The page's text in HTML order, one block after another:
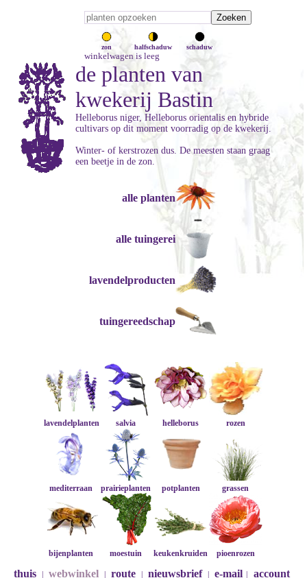
zon halfschaduw schaduw
winkelwagen is leeg
de planten van
kwekerij Bastin
Helleborus niger, Helleborus orientalis en hybride
cultivars op dit moment voorradig op de kwekerij.
Winter- of kerstrozen dus. De meesten staan graag
een beetje in de zon.
alle planten
alle tuingerei
lavendelproducten
tuingereedschap
lavendelplanten salvia helleborus rozen
mediterraan prairieplanten potplanten grassen
bijenplanten moestuin keukenkruiden pioenrozen
thuis webwinkel route nieuwsbrief e-mail account